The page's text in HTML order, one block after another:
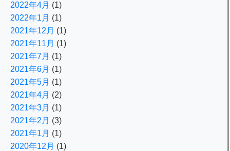
2022年4月 (1)
2022年1月 (1)
2021年12月 (1)
2021年11月 (1)
2021年7月 (1)
2021年6月 (1)
2021年5月 (1)
2021年4月 (2)
2021年3月 (1)
2021年2月 (3)
2021年1月 (1)
2020年12月 (1)